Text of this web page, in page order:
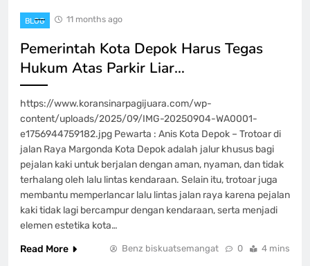
BLOG 11 months ago
Pemerintah Kota Depok Harus Tegas
Hukum Atas Parkir Liar…
https://www.koransinarpagijuara.com/wp-
content/uploads/2025/09/IMG-20250904-WA0001-
e1756944759182.jpg Pewarta : Anis Kota Depok – Trotoar di
jalan Raya Margonda Kota Depok adalah jalur khusus bagi
pejalan kaki untuk berjalan dengan aman, nyaman, dan tidak
terhalang oleh lalu lintas kendaraan. Selain itu, trotoar juga
membantu memperlancar lalu lintas jalan raya karena pejalan
kaki tidak lagi bercampur dengan kendaraan, serta menjadi
elemen estetika kota…
Read More
Benz biskuatsemangat 0 4 mins